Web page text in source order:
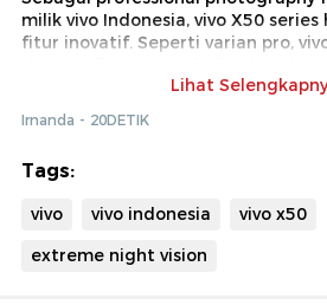
milik vivo Indonesia, vivo X50
fitur inovatif. Seperti varian pro,
20X Digital Zoom yang membantu
dari jarak yang cukup jauh dan fitur
Vision yang bisa menghasilkan foto
Ultra Stable OIS yang bikin hasil
stabil.
Lihat
Irnanda - 20DETIK
Tags:
vivo vivo indonesia
vivo x50
extreme night vision